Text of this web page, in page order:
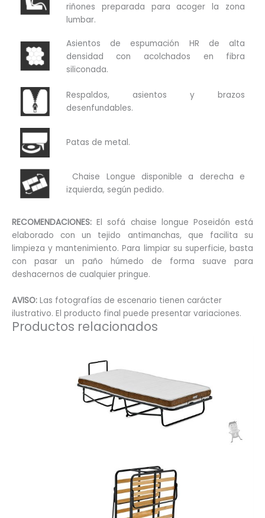
riñones preparada para acoger la zona
lumbar.
Asientos de espumación HR de alta
densidad con acolchados en fibra
siliconada.
Respaldos, asientos y brazos
desenfundables.
Patas de metal.
Chaise Longue disponible a derecha e
izquierda, según pedido.
RECOMENDACIONES:El sofá chaise longue Poseidón está
elaborado con un tejido antimanchas, que facilita su
limpieza y mantenimiento. Para limpiar su superficie, basta
con pasar un paño húmedo de forma suave para
deshacernos de cualquier pringue.
AVISO: Las fotografías de escenario tienen carácter
ilustrativo. El producto final puede presentar variaciones.
Productos relacionados
variantes.
Las
opciones